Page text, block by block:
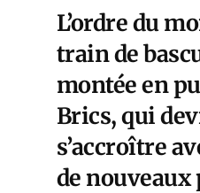
L’ordre du
train de
montée en
Brics, qui
s’accroître
de